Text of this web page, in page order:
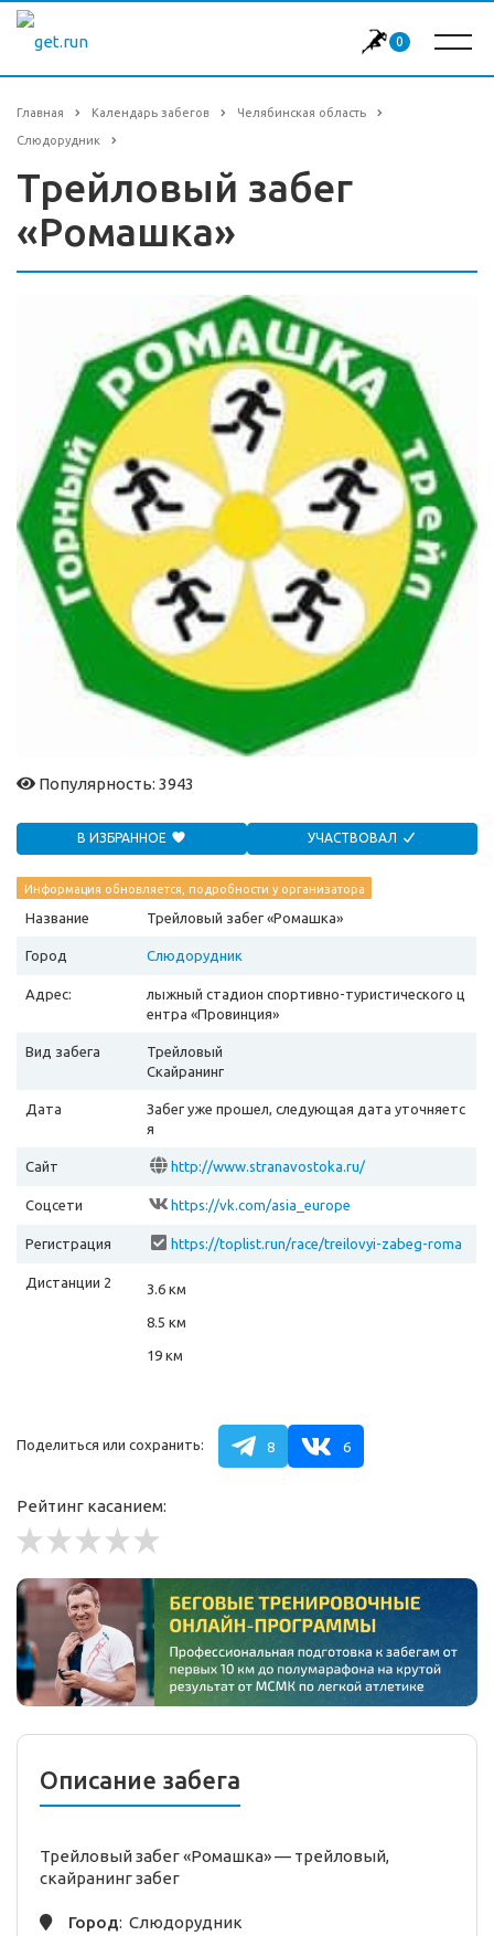
0
Главная Календарь забегов Челябинская область
Слюдорудник
Трейловый забег
«Ромашка»
Популярность: 3943
В ИЗБРАННОЕ УЧАСТВОВАЛ
Информация обновляется, подробности у организатора
Название Трейловый забег «Ромашка»
Город Слюдорудник
Адрес:
лыжный стадион спортивно-туристического ц
ентра «Провинция»
Вид забега
Трейловый
Скайранинг
Дата
Забег уже прошел, следующая дата уточняетс
я
Сайт http://www.stranavostoka.ru/
Соцсети https://vk.com/asia_europe
Регистрация
https://toplist.run/race/treilovyi-zabeg-roma
Дистанции 2
3.6 км
8.5 км
19 км
Поделиться или сохранить: 8 6
Рейтинг касанием:
Описание забега
Трейловый забег «Ромашка» — трейловый,
скайранингзабег
Город: Слюдорудник